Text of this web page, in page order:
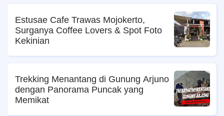
Estusae Cafe Trawas Mojokerto,
Surganya Coffee Lovers & Spot Foto
Kekinian
Trekking Menantang di Gunung Arjuno
dengan Panorama Puncak yang
Memikat